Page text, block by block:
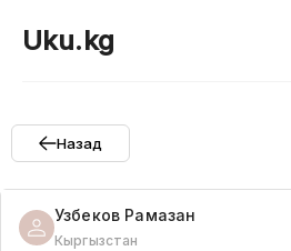
Uku.kg
Назад
Узбеков Рамазан
Кыргызстан